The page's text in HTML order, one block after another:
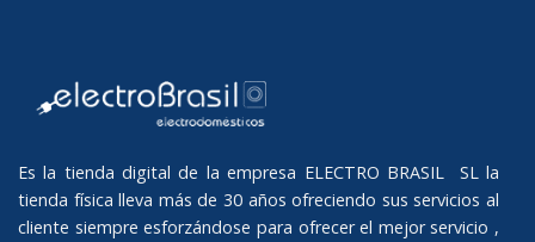
Es la tienda digital de la empresa ELECTRO BRASIL SL la
tienda física lleva más de 30 años ofreciendo sus servicios al
cliente siempre esforzándose para ofrecer el mejor servicio ,